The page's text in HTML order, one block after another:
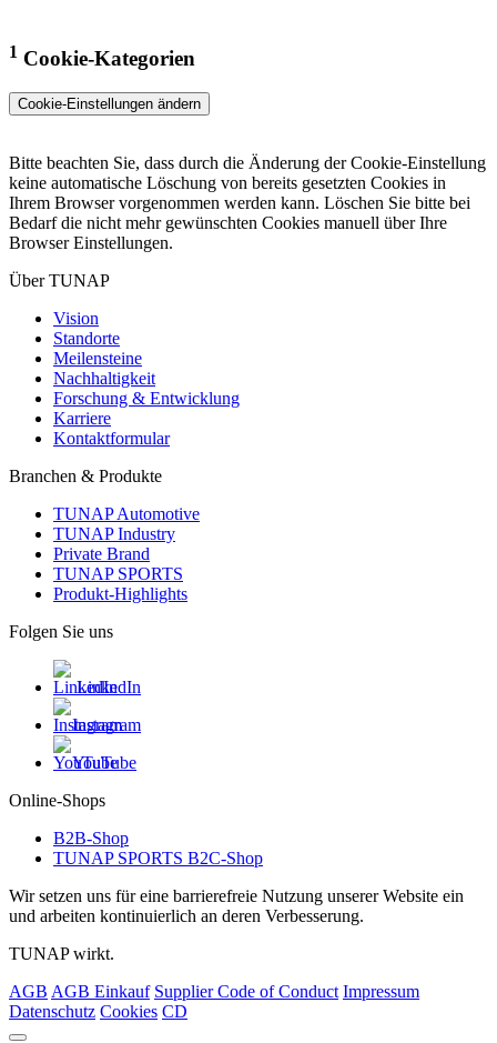
1 Cookie-Kategorien
Cookie-Einstellungen ändern
Bitte beachten Sie, dass durch die Änderung der Cookie-Einstellung
keine automatische Löschung von bereits gesetzten Cookies in
Ihrem Browser vorgenommen werden kann. Löschen Sie bitte bei
Bedarf die nicht mehr gewünschten Cookies manuell über Ihre
Browser Einstellungen.
Über TUNAP
Vision
Standorte
Meilensteine
Nachhaltigkeit
Forschung & Entwicklung
Karriere
Kontaktformular
Branchen & Produkte
TUNAP Automotive
TUNAP Industry
Private Brand
TUNAP SPORTS
Produkt-Highlights
Folgen Sie uns
LinkedIn
Instagram
YouTube
Online-Shops
B2B-Shop
TUNAP SPORTS B2C-Shop
Wir setzen uns für eine barrierefreie Nutzung unserer Website ein
und arbeiten kontinuierlich an deren Verbesserung.
TUNAP wirkt.
AGB AGB Einkauf Supplier Code of Conduct Impressum
Datenschutz Cookies CD